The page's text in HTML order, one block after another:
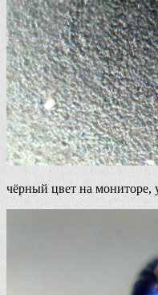
чёрный цвет на мониторе,